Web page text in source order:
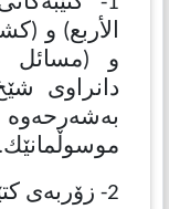
الأربع) و
و (مسائل
دانراوی
موسوڵمانێك.
2- زۆربەی